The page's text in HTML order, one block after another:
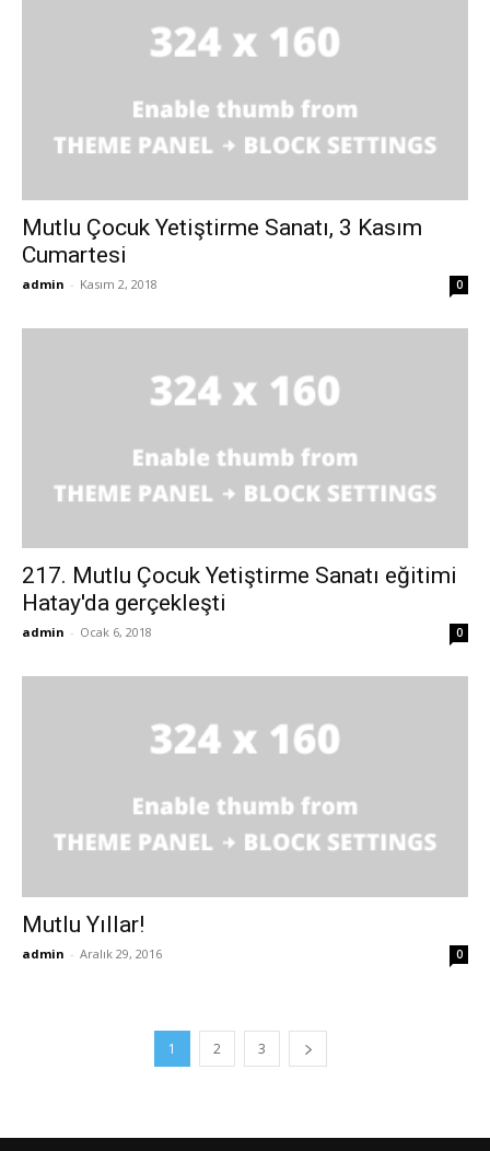
Mutlu Çocuk Yetiştirme Sanatı, 3 Kasım
Cumartesi
admin - Kasım 2, 2018 0
217. Mutlu Çocuk Yetiştirme Sanatı eğitimi
Hatay'da gerçekleşti
admin - Ocak 6, 2018 0
Mutlu Yıllar!
admin - Aralık 29, 2016 0
1 2 3